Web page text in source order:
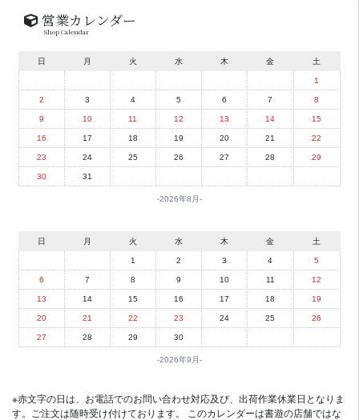
営業カレンダー
Shop Calendar
2026年8月
日 月 火 水 木 金 土
1
2 3 4 5 6 7 8
9 10 11 12 13 14 15
16 17 18 19 20 21 22
23 24 25 26 27 28 29
30 31
2026年9月
日 月 火 水 木 金 土
1 2 3 4 5
6 7 8 9 10 11 12
13 14 15 16 17 18 19
20 21 22 23 24 25 26
27 28 29 30
※赤文字の日は、お電話でのお問い合わせ対応及び、出荷作業休業日となりま
す。ご注文は随時受け付けております。 このカレンダーは書遊の店舗ではな